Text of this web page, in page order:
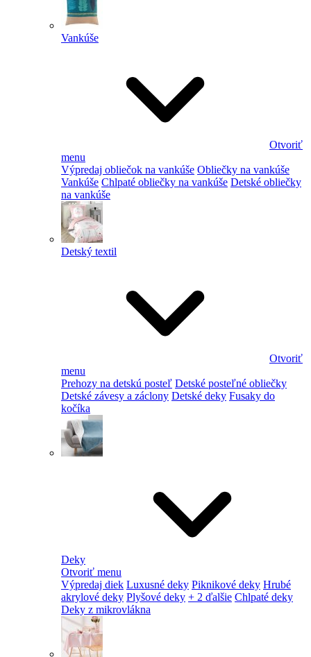
Vankúše
Otvoriť
menu
Výpredaj obliečok na vankúše Obliečky na vankúše
Vankúše Chlpaté obliečky na vankúše Detské obliečky
na vankúše
Detský textil
Otvoriť
menu
Prehozy na detskú posteľ Detské posteľné obliečky
Detské závesy a záclony Detské deky Fusaky do
kočíka
Deky
Otvoriť menu
Výpredaj diek Luxusné deky Piknikové deky Hrubé
akrylové deky Plyšové deky + 2 ďalšie Chlpaté deky
Deky z mikrovlákna